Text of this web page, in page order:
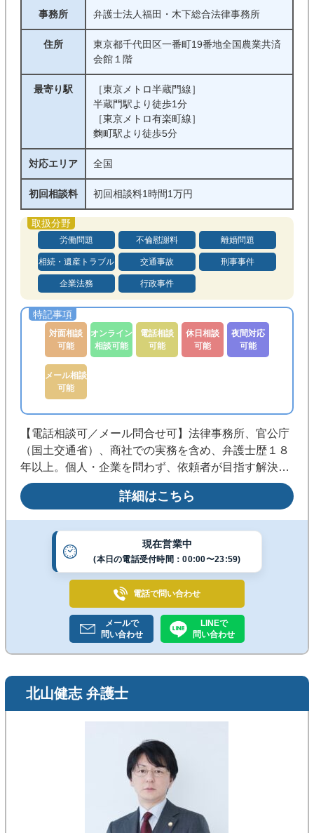
事務所 弁護士法人福田・木下総合法律事務所
住所
東京都千代田区一番町19番地全国農業共済
会館１階
最寄り駅
［東京メトロ半蔵門線］
半蔵門駅より徒歩1分
［東京メトロ有楽町線］
麴町駅より徒歩5分
対応エリア 全国
初回相談料 初回相談料1時間1万円
労働問題 不倫慰謝料 離婚問題
相続・遺産トラブル 交通事故 刑事事件
企業法務 行政事件
対面相談
可能
オンライン
相談可能
電話相談
可能
休日相談
可能
夜間対応
可能
メール相談
可能
【電話相談可／メール問合せ可】法律事務所、官公庁
（国土交通省）、商社での実務を含め、弁護士歴１８
年以上。個人・企業を問わず、依頼者が目指す解決に
向けて豊富な実績と経験があります。まずはお気軽に
ご相談ください。
詳細はこちら
現在営業中
(本日の電話受付時間：00:00〜23:59)
電話で問い合わせ
メールで
問い合わせ
LINEで
問い合わせ
北山健志 弁護士